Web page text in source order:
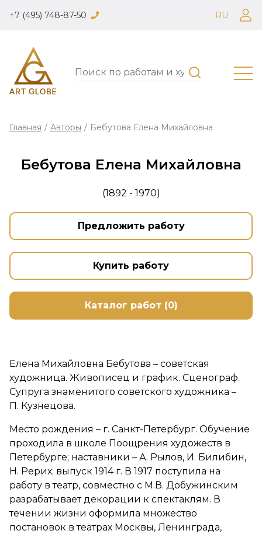
+7 (495) 748-87-50 RU
Главная / Авторы / Бебутова Елена Михайловна
Бебутова Елена Михайловна
(1892 - 1970)
Предложить работу
Купить работу
Каталог работ (0)
Елена Михайловна Бебутова – советская
художница. Живописец и график. Сценограф.
Супруга знаменитого советского художника –
П. Кузнецова.
Место рождения – г. Санкт-Петербург. Обучение
проходила в школе Поощрения художеств в
Петербурге; наставники – А. Рылов, И. Билибин,
Н. Рерих; выпуск 1914 г. В 1917 поступила на
работу в театр, совместно с М.В. Добужинским
разрабатывает декорации к спектаклям. В
течении жизни оформила множество
постановок в театрах Москвы, Ленинграда,